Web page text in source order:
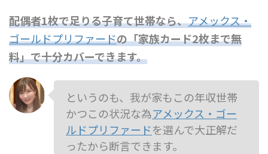
配偶者1枚で足りる子育て世帯なら、アメックス・
ゴールドプリファードの「家族カード2枚まで無
料」で十分カバーできます。
というのも、我が家もこの年収世帯
かつこの状況な為アメックス・ゴー
ルドプリファードを選んで大正解だ
ったから断言できます。